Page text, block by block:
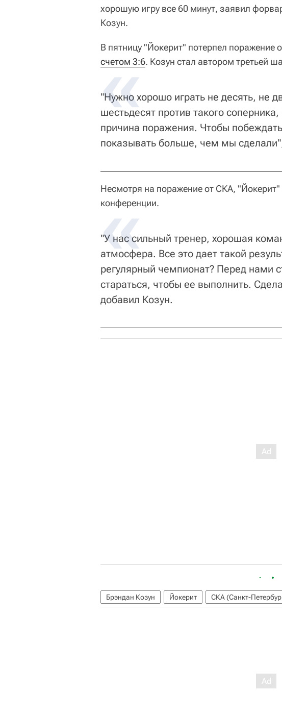
хорошую игру все 60 минут, заявил
Козун.
В пятницу "Йокерит" потерпел поражение
счетом 3:6. Козун стал автором третьей
"Нужно хорошо играть не десять, не
шестьдесят против такого
причина поражения. Чтобы
показывать больше, чем мы
Несмотря на поражение от СКА,
конференции.
"У нас сильный тренер, хорошая
атмосфера. Все это дает такой
регулярный чемпионат? Перед нами
стараться, чтобы ее выполнить.
добавил Козун.
Брэндан Козун Йокерит СКА (Санкт-